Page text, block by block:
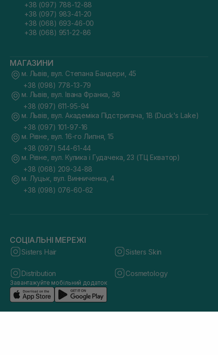
+38 (097) 788-12-88
+38 (097) 983-41-20
+38 (068) 693-46-00
+38 (068) 951-22-86
МАГАЗИНИ
м. Львів, вул. Степана Бандери, 45
+38 (098) 778-13-79
м. Львів, вул. Івана Франка, 36
+38 (097) 611-95-94
м. Львів, вул. Академіка Підстригача, 1В (Duck's Lake)
+38 (097) 101-97-16
м. Рівне, вул. 16-го Липня, 15
+38 (097) 544-61-44
м. Рівне, вул. Кулика і Гудачека, 23 (ТЦ Екватор)
+38 (068) 209-34-88
м. Луцьк, вул. Винниченка, 4
+38 (098) 076-60-62
СОЦІАЛЬНІ МЕРЕЖІ
Sisters Hair Sisters Skin
Distribution Cosmetology
Завантажуйте мобільний додаток